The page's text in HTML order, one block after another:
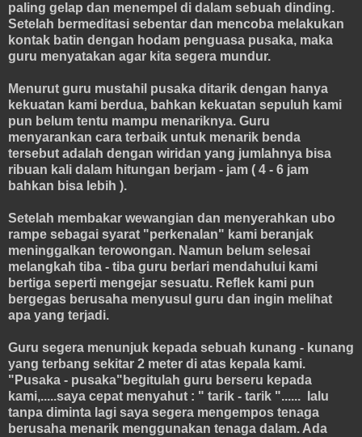
paling gelap dan menempel di dalam sebuah dinding.
Setelah bermeditasi sebentar dan mencoba melakukan
kontak batin dengan hodam penguasa pusaka, maka
guru menyatakan agar kita segera mundur.
Menurut guru mustahil pusaka ditarik dengan hanya
kekuatan kami berdua, bahkan kekuatan sepuluh kami
pun belum tentu mampu menariknya. Guru
menyarankan cara terbaik untuk menarik benda
tersebut adalah dengan wiridan yang jumlahnya bisa
ribuan kali dalam hitungan berjam - jam ( 4 - 6 jam
bahkan bisa lebih ).
Setelah membakar wewangian dan menyerahkan ubo
rampe sebagai syarat "perkenalan" kami beranjak
meninggalkan terowongan. Namun belum selesai
melangkah tiba - tiba guru berlari mendahului kami
bertiga seperti mengejar sesuatu. Reflek kami pun
bergegas berusaha menyusul guru dan ingin melihat
apa yang terjadi.
Guru segera menunjuk kepada sebuah kunang - kunang
yang terbang sekitar 2 meter di atas kepala kami.
"Pusaka - pusaka"begitulah guru berseru kepada
kami,.....saya cepat menyahut : " tarik - tarik "...... lalu
tanpa diminta lagi saya segera mengempos tenaga
berusaha menarik menggunakan tenaga dalam. Ada